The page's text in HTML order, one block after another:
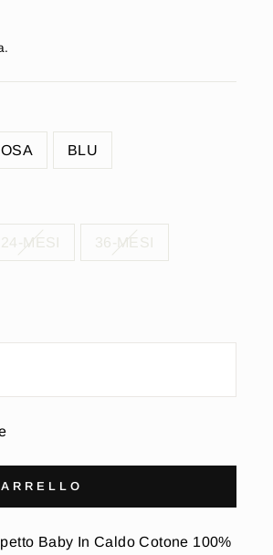
BLU
24-MESI 36-MESI
Baby In Caldo Cotone 100%